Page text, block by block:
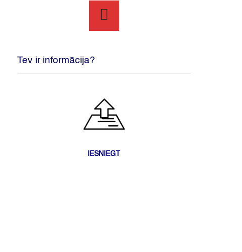
Tev ir informācija?
IESNIEGT